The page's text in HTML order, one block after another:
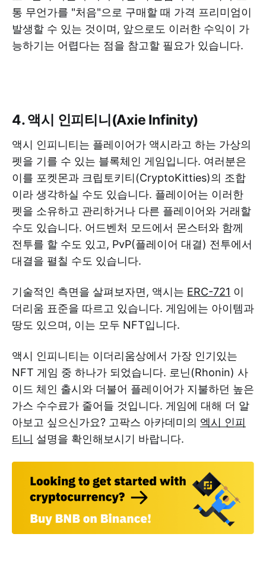
통 무언가를 "처음"으로 구매할 때 가격 프리미엄이
발생할 수 있는 것이며, 앞으로도 이러한 수익이 가
능하기는 어렵다는 점을 참고할 필요가 있습니다.
4. 액시 인피티니(Axie Infinity)
액시 인피니티는 플레이어가 액시라고 하는 가상의
펫을 기를 수 있는 블록체인 게임입니다. 여러분은
이를 포켓몬과 크립토키티(CryptoKitties)의 조합
이라 생각하실 수도 있습니다. 플레이어는 이러한
펫을 소유하고 관리하거나 다른 플레이어와 거래할
수도 있습니다. 어드벤처 모드에서 몬스터와 함께
전투를 할 수도 있고, PvP(플레이어 대결) 전투에서
대결을 펼칠 수도 있습니다.
기술적인 측면을 살펴보자면, 액시는 ERC-721 이
더리움 표준을 따르고 있습니다. 게임에는 아이템과
땅도 있으며, 이는 모두 NFT입니다.
액시 인피니티는 이더리움상에서 가장 인기있는
NFT 게임 중 하나가 되었습니다. 로닌(Rhonin) 사
이드 체인 출시와 더불어 플레이어가 지불하던 높은
가스 수수료가 줄어들 것입니다. 게임에 대해 더 알
아보고 싶으신가요? 고팍스 아카데미의 엑시 인피
티니 설명을 확인해보시기 바랍니다.